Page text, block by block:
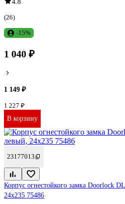
4.8
(26)
-15%
1 040 ₽
1 149 ₽
1 227 ₽
В корзину
23177013
Корпус огнестойкого замка Doorlock
24x235 75486